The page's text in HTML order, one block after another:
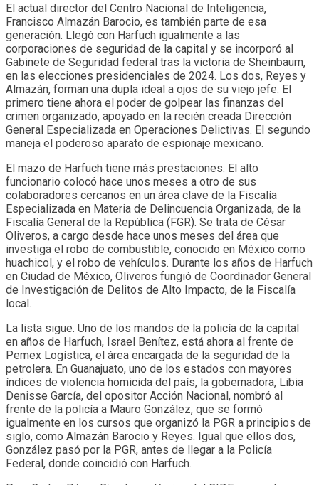
El actual director del Centro Nacional de Inteligencia,
Francisco Almazán Barocio, es también parte de esa
generación. Llegó con Harfuch igualmente a las
corporaciones de seguridad de la capital y se incorporó al
Gabinete de Seguridad federal tras la victoria de Sheinbaum,
en las elecciones presidenciales de 2024. Los dos, Reyes y
Almazán, forman una dupla ideal a ojos de su viejo jefe. El
primero tiene ahora el poder de golpear las finanzas del
crimen organizado, apoyado en la recién creada Dirección
General Especializada en Operaciones Delictivas. El segundo
maneja el poderoso aparato de espionaje mexicano.
El mazo de Harfuch tiene más prestaciones. El alto
funcionario colocó hace unos meses a otro de sus
colaboradores cercanos en un área clave de la Fiscalía
Especializada en Materia de Delincuencia Organizada, de la
Fiscalía General de la República (FGR). Se trata de César
Oliveros, a cargo desde hace unos meses del área que
investiga el robo de combustible, conocido en México como
huachicol, y el robo de vehículos. Durante los años de Harfuch
en Ciudad de México, Oliveros fungió de Coordinador General
de Investigación de Delitos de Alto Impacto, de la Fiscalía
local.
La lista sigue. Uno de los mandos de la policía de la capital
en años de Harfuch, Israel Benítez, está ahora al frente de
Pemex Logística, el área encargada de la seguridad de la
petrolera. En Guanajuato, uno de los estados con mayores
índices de violencia homicida del país, la gobernadora, Libia
Denisse García, del opositor Acción Nacional, nombró al
frente de la policía a Mauro González, que se formó
igualmente en los cursos que organizó la PGR a principios de
siglo, como Almazán Barocio y Reyes. Igual que ellos dos,
González pasó por la PGR, antes de llegar a la Policía
Federal, donde coincidió con Harfuch.